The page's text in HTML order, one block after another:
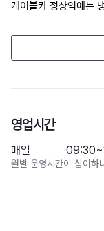
케이블카 정상역에는
케이블카 영업구역, 케
크 공사해놓은곳까지
영업시간
매일
월별 운영시간이 상이하